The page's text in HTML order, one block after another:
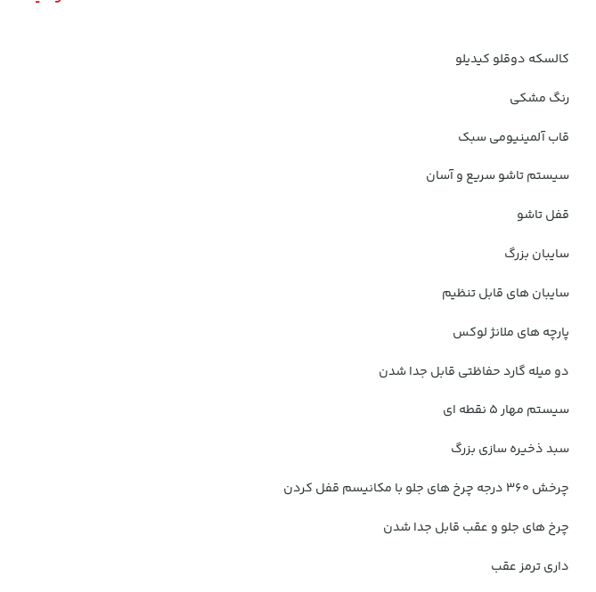
کالسکه دوقلو کیدیلو
رنگ مشکی
قاب آلمینیومی سبک
سیستم تاشو سریع و آسان
قفل تاشو
سایبان بزرگ
سایبان های قابل تنظیم
پارچه های ملانژ لوکس
دو میله گارد حفاظتی قابل جدا شدن
سیستم مهار 5 نقطه ای
سبد ذخیره سازی بزرگ
چرخش 360 درجه چرخ های جلو با مکانیسم قفل کردن
چرخ های جلو و عقب قابل جدا شدن
داری ترمز عقب